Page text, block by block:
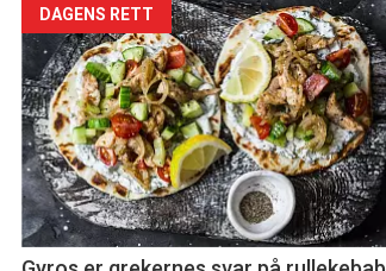
Forsiden
akkurat
nå
-
6
DAGENS RETT